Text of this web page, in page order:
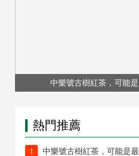
中樂號古樹紅茶，可能
熱門推薦
1 中樂號古樹紅茶，可能是